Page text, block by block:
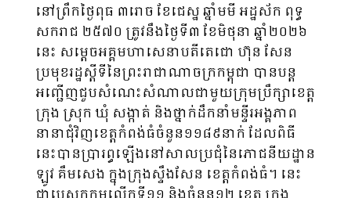
នៅព្រឹកថ្ងៃពុធ ៣រោច ខែជេស្ឋ ឆ្នាំមមី អដ្ឋស័ក ពុទ្ធ
សករាជ ២៥៧០ ត្រូវនឹងថ្ងៃទី៣ ខែមិថុនា ឆ្នាំ២០២៦
នេះ សម្តេចអគ្គមហាសេនាបតីតេជោ ហ៊ុន សែន
ប្រមុខរដ្ឋស្ដីទីនៃព្រះរាជាណាចក្រកម្ពុជា បានបន្ត
អញ្ជើញជួបសំណេះសំណាលជាមួយក្រុមប្រឹក្សាខេត្ត
ក្រុង ស្រុក ឃុំ សង្កាត់ និងថ្នាក់ដឹកនាំមន្ទីរអង្គភាព
នានាជុំវិញខេត្តកំពង់ធំចំនួន១១៨៩នាក់ ដែលពិធី
នេះបានប្រារព្ធឡើងនៅសាលប្រជុំនៃភោជនីយដ្ឋាន
ឡូវ គឹមសេង ក្នុងក្រុងស្ទឹងសែន ខេត្តកំពង់ធំ។ នេះ